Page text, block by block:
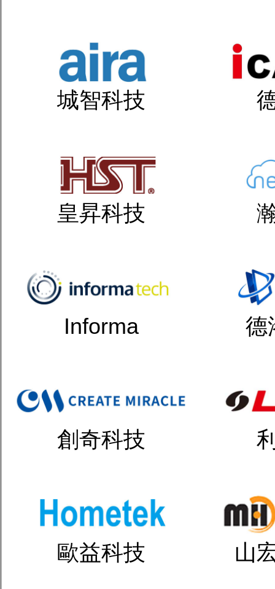
城智科技
皇昇科技
Informa 德
創奇科技
歐益科技 山